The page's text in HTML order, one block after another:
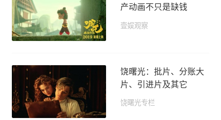
产动画不只是缺钱
壹娱观察
饶曙光：批片、分账大
片、引进片及其它
饶曙光专栏